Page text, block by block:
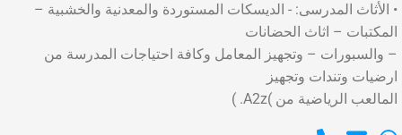
• الأثاث المدرسى: - الديسكات المستوردة والمعدنية والخشبية –
المكتبات – اثاث الحضانات
– والسبورات – وتجهيز المعامل وكافة احتياجات المدرسة من
ارضيات وتندات وتجهيز
المالعب الرياضية من )A2z. )